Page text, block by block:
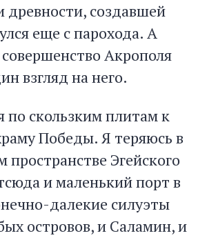
создавшей
еще с парохода. А
Акрополя
взгляд на него.
по скользким плитам к
Победы. Я теряюсь в
пространстве Эгейского
и маленький порт в
далекие силуэты
островов, и Саламин, и